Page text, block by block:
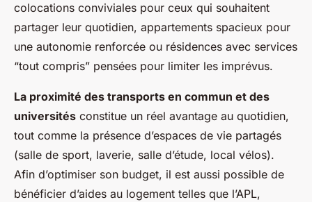
colocations conviviales pour ceux qui souhaitent
partager leur quotidien, appartements spacieux pour
une autonomie renforcée ou résidences avec services
“tout compris” pensées pour limiter les imprévus.
La proximité des transports en commun et des
universités constitue un réel avantage au quotidien,
tout comme la présence d’espaces de vie partagés
(salle de sport, laverie, salle d’étude, local vélos).
Afin d’optimiser son budget, il est aussi possible de
bénéficier d’aides au logement telles que l’APL,